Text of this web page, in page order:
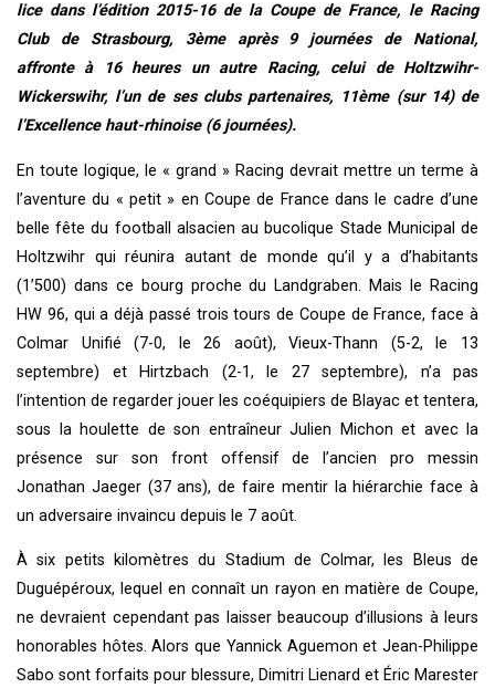
lice dans l’édition 2015-16 de la Coupe de France, le Racing
Club de Strasbourg, 3ème après 9 journées de National,
affronte à 16 heures un autre Racing, celui de Holtzwihr-
Wickerswihr, l’un de ses clubs partenaires, 11ème (sur 14) de
l’Excellence haut-rhinoise (6 journées).
En toute logique, le « grand » Racing devrait mettre un terme à
l’aventure du « petit » en Coupe de France dans le cadre d’une
belle fête du football alsacien au bucolique Stade Municipal de
Holtzwihr qui réunira autant de monde qu’il y a d’habitants
(1’500) dans ce bourg proche du Landgraben. Mais le Racing
HW 96, qui a déjà passé trois tours de Coupe de France, face à
Colmar Unifié (7-0, le 26 août), Vieux-Thann (5-2, le 13
septembre) et Hirtzbach (2-1, le 27 septembre), n’a pas
l’intention de regarder jouer les coéquipiers de Blayac et tentera,
sous la houlette de son entraîneur Julien Michon et avec la
présence sur son front offensif de l’ancien pro messin
Jonathan Jaeger (37 ans), de faire mentir la hiérarchie face à
un adversaire invaincu depuis le 7 août.
À six petits kilomètres du Stadium de Colmar, les Bleus de
Duguépéroux, lequel en connaît un rayon en matière de Coupe,
ne devraient cependant pas laisser beaucoup d’illusions à leurs
honorables hôtes. Alors que Yannick Aguemon et Jean-Philippe
Sabo sont forfaits pour blessure, Dimitri Lienard et Éric Marester